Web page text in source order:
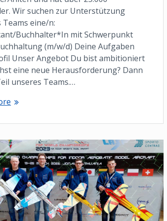
Wir suchen zur Unterstützung
Teams eine/n:
Buchhalter*In mit Schwerpunkt
(m/w/d) Deine Aufgaben
Unser Angebot Du bist ambitioniert
eine neue Herausforderung? Dann
unseres Teams.…